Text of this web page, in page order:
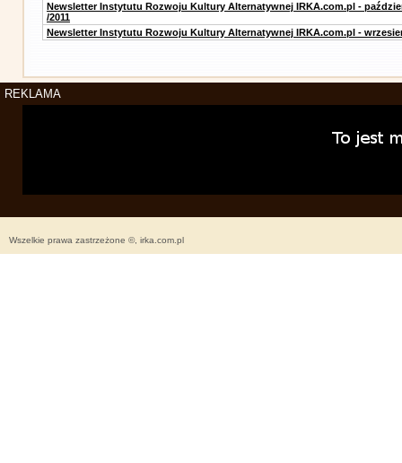
Newsletter Instytutu Rozwoju Kultury Alternatywnej IRKA.com.pl -
/2011
Newsletter Instytutu Rozwoju Kultury Alternatywnej IRKA.com.pl -
REKLAMA
Wszelkie prawa zastrzeżone ©, irka.com.pl